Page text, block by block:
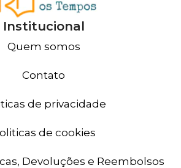
Institucional
Quem somos
Contato
de privacidade
de cookies
Devoluções e Reembolsos